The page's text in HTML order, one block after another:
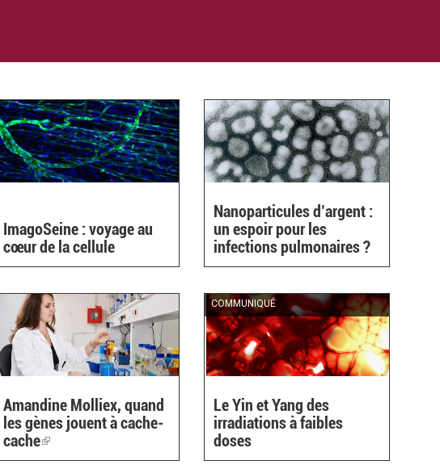
ImagoSeine : voyage au
cœur de la cellule
Nanoparticules d’argent :
un espoir pour les
infections pulmonaires ?
Amandine Molliex, quand
les gènes jouent à cache-
cache(link
is
COMMUNIQUÉ
Le Yin et Yang des
irradiations à faibles
doses